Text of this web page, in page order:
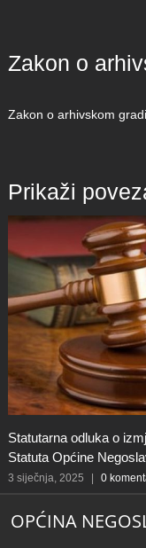
Zakon o
Zakon o arhivskom
Prikaži
Statutarna odluka o
Statuta Općine
3 siječnja, 2025 0
OPĆINA